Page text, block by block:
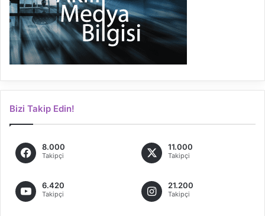
Bizi Takip Edin!
8.000
Takipçi
11.000
Takipçi
6.420
Takipçi
21.200
Takipçi